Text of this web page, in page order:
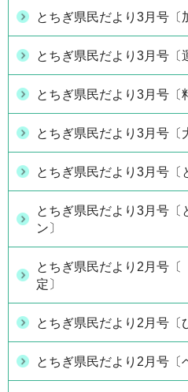
とちぎ県民だより3月号〔
とちぎ県民だより3月号〔
とちぎ県民だより3月号〔
とちぎ県民だより3月号〔
とちぎ県民だより3月号〔
とちぎ県民だより3月号〔
ン〕
とちぎ県民だより2月号〔
定〕
とちぎ県民だより2月号〔
とちぎ県民だより2月号〔